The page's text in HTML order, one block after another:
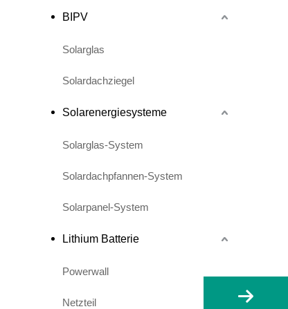
BIPV
Solarglas
Solardachziegel
Solarenergiesysteme
Solarglas-System
Solardachpfannen-System
Solarpanel-System
Lithium Batterie
Powerwall
Netzteil